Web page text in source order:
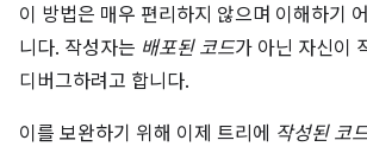
이 방법은 매우 편리하지 않으며 이해하기
니다. 작성자는 배포된 코드가 아닌 자신이
디버그하려고 합니다.
이를 보완하기 위해 이제 트리에 작성된 코